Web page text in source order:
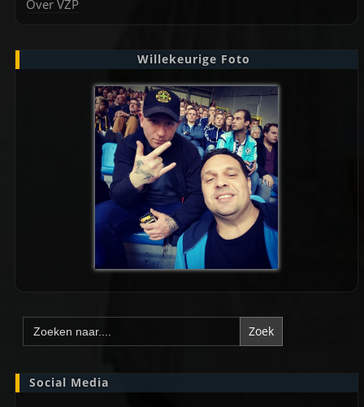
Over VZP
Willekeurige Foto
Zoek
naar:
Social Media